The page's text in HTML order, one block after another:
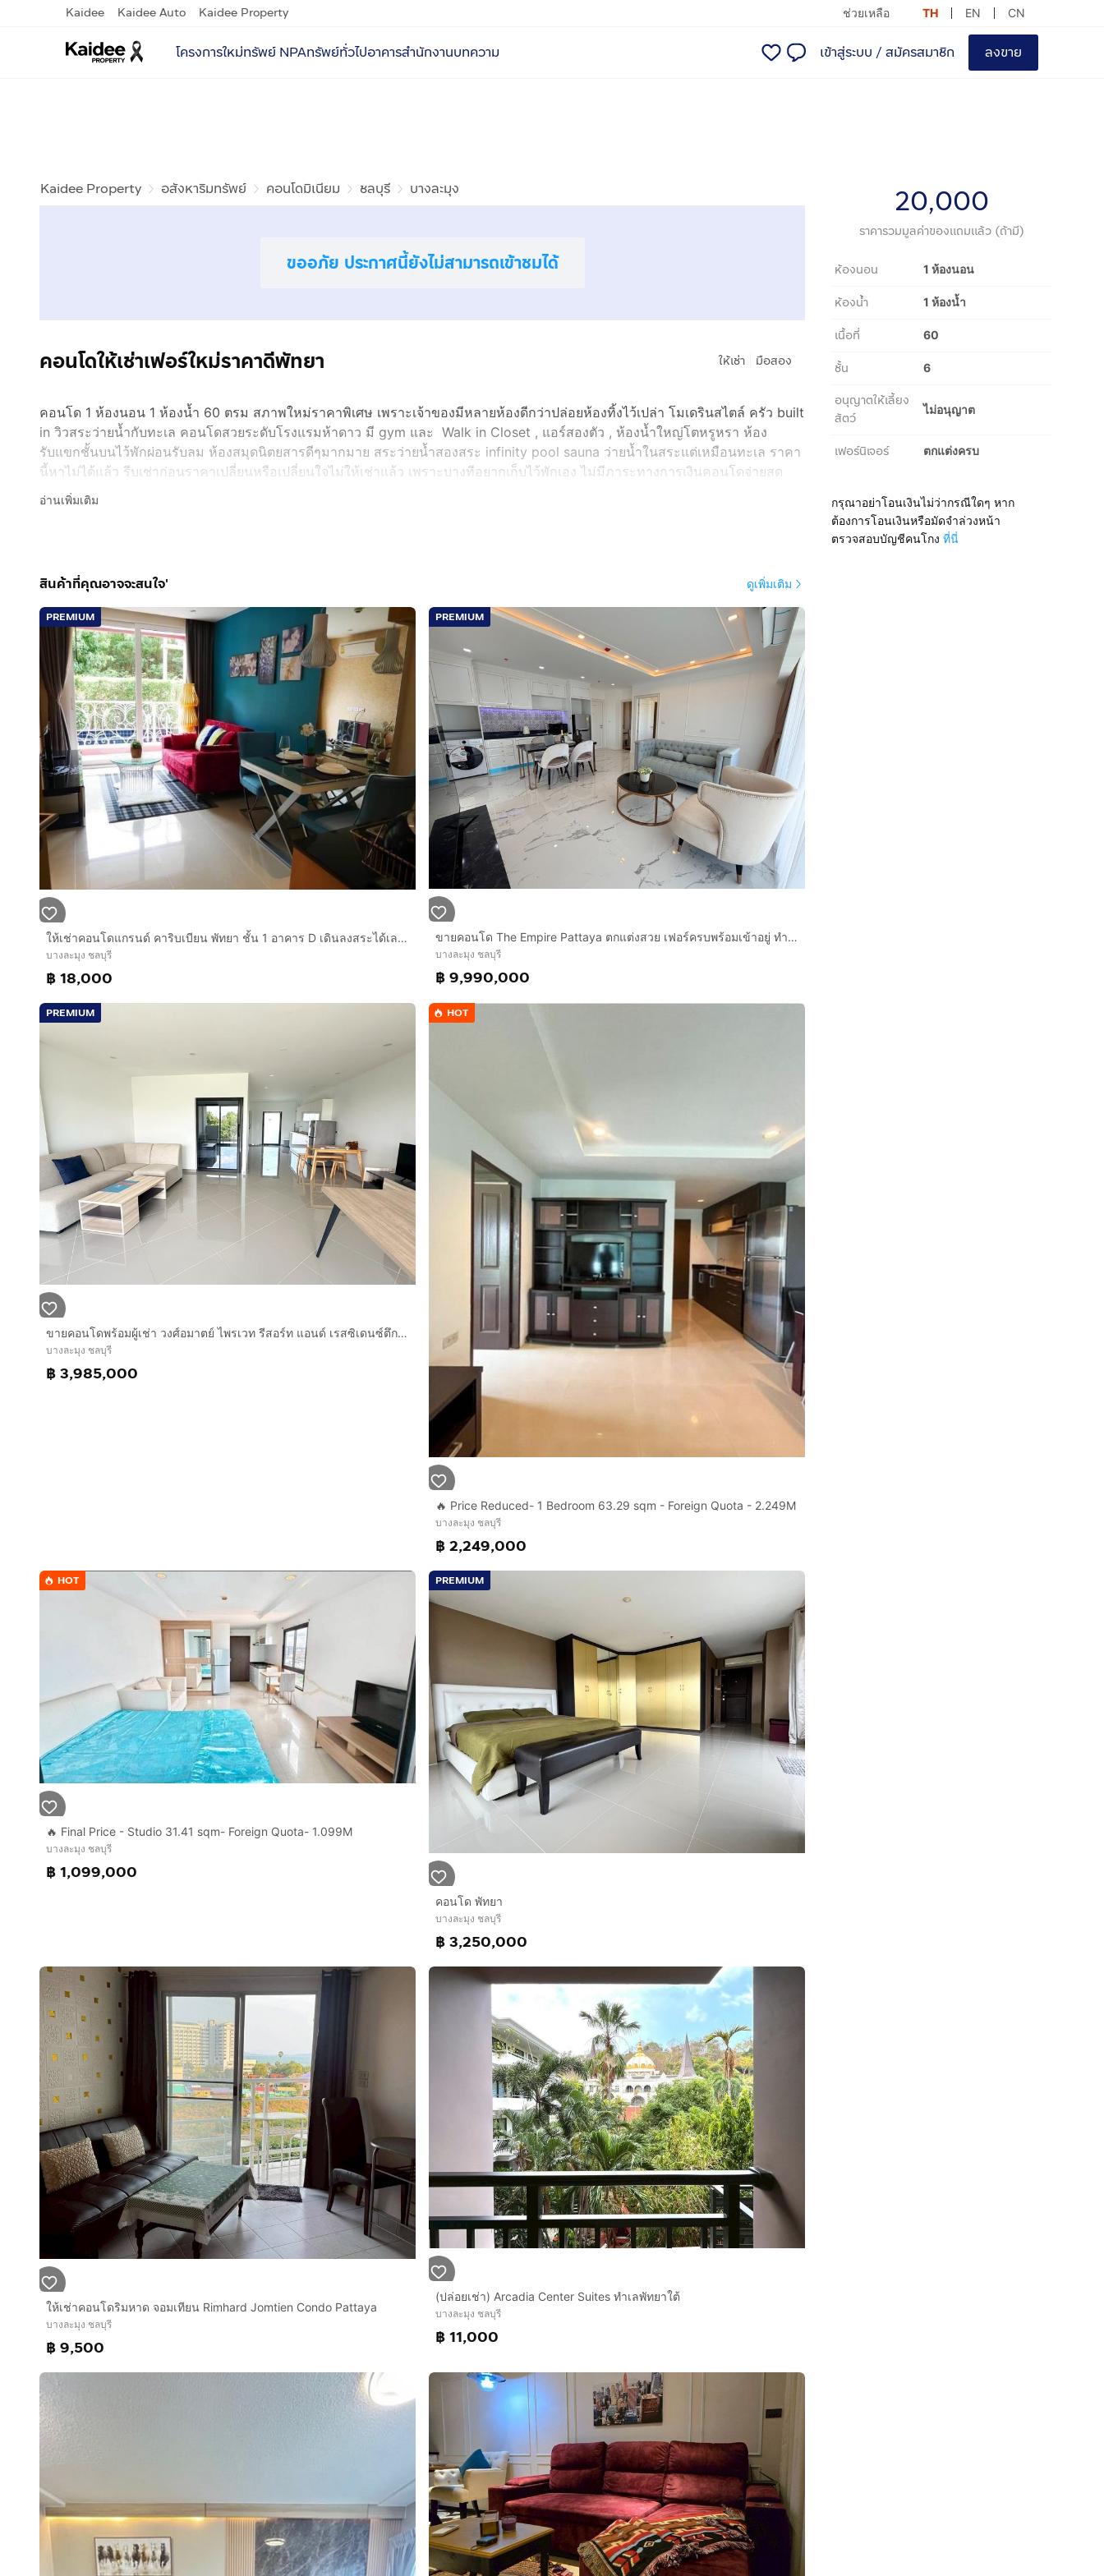
Kaidee Kaidee Auto Kaidee Property ช่วยเหลือ TH EN CN
โครงการใหม่ทรัพย์ NPAทรัพย์ทั่วไปอาคารสำนักงานบทความ เข้าสู่ระบบ / สมัครสมาชิก ลงขาย
Kaidee Property อสังหาริมทรัพย์ คอนโดมิเนียม ชลบุรี บางละมุง
ขออภัย ประกาศนี้ยังไม่สามารถเข้าชมได้
ให้เช่า มือสอง
คอนโดให้เช่าเฟอร์ใหม่ราคาดีพัทยา
คอนโด 1 ห้องนอน 1 ห้องน้ำ 60 ตรม สภาพใหม่ราคาพิเศษ เพราะเจ้าของมีหลายห้องดีกว่าปล่อยห้องทิ้งไว้เปล่า โมเดรินสไตล์ ครัว built
in วิวสระว่ายน้ำกับทะเล คอนโดสวยระดับโรงแรมห้าดาว มี gym และ Walk in Closet , แอร์สองตัว , ห้องน้ำใหญ่โตหรูหรา ห้อง
รับแขกชั้นบนไว้พักผ่อนรับลม ห้องสมุดนิตยสารดีๆมากมาย สระว่ายน้ำสองสระ infinity pool sauna ว่ายน้ำในสระแต่เหมือนทะเล ราคา
นี้หาไม่ได้แล้ว รีบเช่าก่อนราคาเปลี่ยนหรือเปลี่ยนใจไม่ให้เช่าแล้ว เพราะบางทีอยากเก็บไว้พักเอง ไม่มีภาระทางการเงินคอนโดจ่ายสด
หมดแล้ว เลยให้เช่าราคาพิเศษ
Pool and sea view
Walk-in closet
2 air conditioners
Large, luxurious bathroom
🏨 Luxury Facilities (5-star hotel level)
Fully equipped gym
Elegant upper-floor lounge area to relax and enjoy the breeze
Library with a great selection of magazines
Two swimming pools, including an infinity pool
Sauna
Swim with a sea-like atmosphere
💎 This price is hard to find! Hurry before the price changes — or the owner decides to keep the unit for personal use
instead. The condo is fully paid off, with no financial burden, which is why it’s offered at such a special rate.
📞 Contact:
กดเพื่อดูเบอร์โทร xxxxxx937(Tu)
อ่านเพิ่มเติม
20,000
ราคารวมมูลค่าของแถมแล้ว (ถ้ามี)
ห้องนอน 1 ห้องนอน
ห้องน้ำ 1 ห้องน้ำ
เนื้อที่ 60
ชั้น 6
อนุญาตให้เลี้ยง
สัตว์
ไม่อนุญาต
เฟอร์นิเจอร์ ตกแต่งครบ
กรุณาอย่าโอนเงินไม่ว่ากรณีใดๆ หาก
ต้องการโอนเงินหรือมัดจำล่วงหน้า
ตรวจสอบบัญชีคนโกง ที่นี่
สินค้าที่คุณอาจจะสนใจ' ดูเพิ่มเติม
PREMIUM
ให้เช่าคอนโดแกรนด์ คาริบเบียน พัทยา ชั้น 1 อาคาร D เดินลงสระได้เลย ขนาด 35 ตร.ม. เมืองพัทยา บางละมุง ชลบุรี
บางละมุง ชลบุรี
฿ 18,000
PREMIUM
ขายคอนโด The Empire Pattaya ตกแต่งสวย เฟอร์ครบพร้อมเข้าอยู่ ทำเลดี ใกล้หาดจอมเทียน พัทยา เพียง 5 นาที
บางละมุง ชลบุรี
฿ 9,990,000
PREMIUM
ขายคอนโดพร้อมผู้เช่า วงศ์อมาตย์ ไพรเวท รีสอร์ท แอนด์ เรสซิเดนซ์ตึก B ชั้น 6 ทำเลดี เดินทางสะดวก ใกล้Terminal 21 พัทยา
บางละมุง ชลบุรี
฿ 3,985,000
HOT
🔥 Price Reduced- 1 Bedroom 63.29 sqm - Foreign Quota - 2.249M
บางละมุง ชลบุรี
฿ 2,249,000
HOT
🔥 Final Price - Studio 31.41 sqm- Foreign Quota- 1.099M
บางละมุง ชลบุรี
฿ 1,099,000
PREMIUM
คอนโด พัทยา
บางละมุง ชลบุรี
฿ 3,250,000
ให้เช่าคอนโดริมหาด จอมเทียน Rimhard Jomtien Condo Pattaya
บางละมุง ชลบุรี
฿ 9,500
(ปล่อยเช่า) Arcadia Center Suites ทำเลพัทยาใต้
บางละมุง ชลบุรี
฿ 11,000